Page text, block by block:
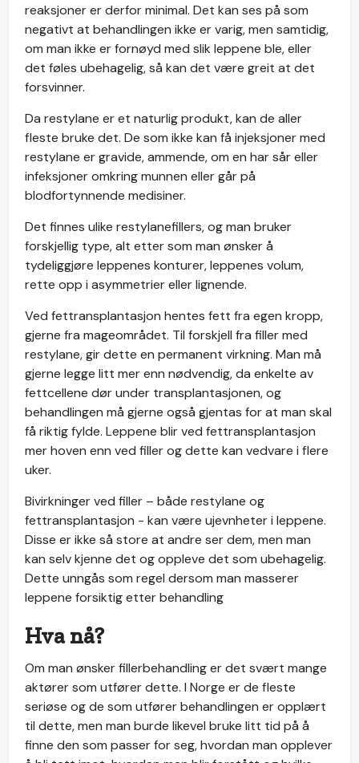
reaksjoner er derfor minimal. Det kan ses på som
negativt at behandlingen ikke er varig, men samtidig,
om man ikke er fornøyd med slik leppene ble, eller
det føles ubehagelig, så kan det være greit at det
forsvinner.
Da restylane er et naturlig produkt, kan de aller
fleste bruke det. De som ikke kan få injeksjoner med
restylane er gravide, ammende, om en har sår eller
infeksjoner omkring munnen eller går på
blodfortynnende medisiner.
Det finnes ulike restylanefillers, og man bruker
forskjellig type, alt etter som man ønsker å
tydeliggjøre leppenes konturer, leppenes volum,
rette opp i asymmetrier eller lignende.
Ved fettransplantasjon hentes fett fra egen kropp,
gjerne fra mageområdet. Til forskjell fra filler med
restylane, gir dette en permanent virkning. Man må
gjerne legge litt mer enn nødvendig, da enkelte av
fettcellene dør under transplantasjonen, og
behandlingen må gjerne også gjentas for at man skal
få riktig fylde. Leppene blir ved fettransplantasjon
mer hoven enn ved filler og dette kan vedvare i flere
uker.
Bivirkninger ved filler – både restylane og
fettransplantasjon - kan være ujevnheter i leppene.
Disse er ikke så store at andre ser dem, men man
kan selv kjenne det og oppleve det som ubehagelig.
Dette unngås som regel dersom man masserer
leppene forsiktig etter behandling
Hva nå?
Om man ønsker fillerbehandling er det svært mange
aktører som utfører dette. I Norge er de fleste
seriøse og de som utfører behandlingen er opplært
til dette, men man burde likevel bruke litt tid på å
finne den som passer for seg, hvordan man opplever